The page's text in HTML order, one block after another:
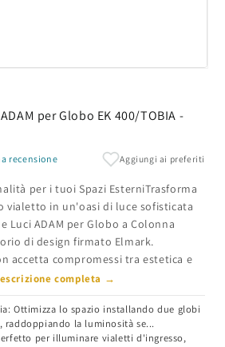
per Globo EK 400/TOBIA -
recensione Aggiungi ai preferiti
per i tuoi Spazi EsterniTrasforma
vialetto in un'oasi di luce sofisticata
Luci ADAM per Globo a Colonna
di design firmato Elmark.
accetta compromessi tra estetica e
completa →
Ottimizza lo spazio installando due globi
la luminosità se...
per illuminare vialetti d'ingresso,